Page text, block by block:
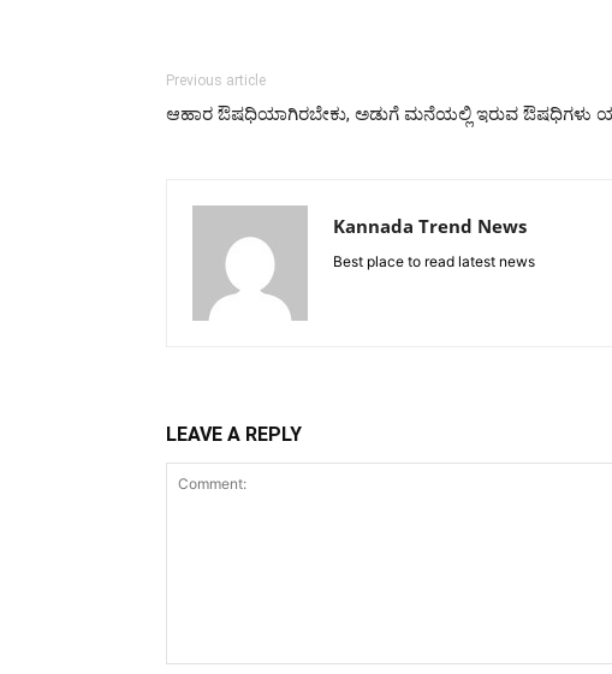
Previous article
ಆಹಾರ ಔಷಧಿಯಾಗಿರಬೇಕು, ಅಡುಗೆ ಮನೆಯಲ್ಲಿ ಇರುವ ಔಷಧಿಗಳು
Kannada Trend News
Best place to read latest news
LEAVE A REPLY